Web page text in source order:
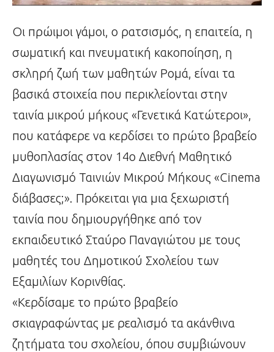
Οι πρώιμοι γάμοι, ο ρατσισμός, η επαιτεία, η
σωματική και πνευματική κακοποίηση, η
σκληρή ζωή των μαθητών Ρομά, είναι τα
βασικά στοιχεία που περικλείονται στην
ταινία μικρού μήκους «Γενετικά Κατώτεροι»,
που κατάφερε να κερδίσει το πρώτο βραβείο
μυθοπλασίας στον 14ο Διεθνή Μαθητικό
Διαγωνισμό Ταινιών Μικρού Μήκους «Cinema
διάβασες;». Πρόκειται για μια ξεχωριστή
ταινία που δημιουργήθηκε από τον
εκπαιδευτικό Σταύρο Παναγιώτου με τους
μαθητές του Δημοτικού Σχολείου των
Εξαμιλίων Κορινθίας.
«Κερδίσαμε το πρώτο βραβείο
σκιαγραφώντας με ρεαλισμό τα ακάνθινα
ζητήματα του σχολείου, όπου συμβιώνουν